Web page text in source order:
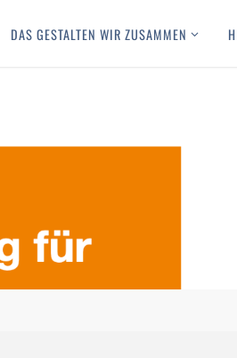
DAS GESTALTEN WIR ZUSAMMEN